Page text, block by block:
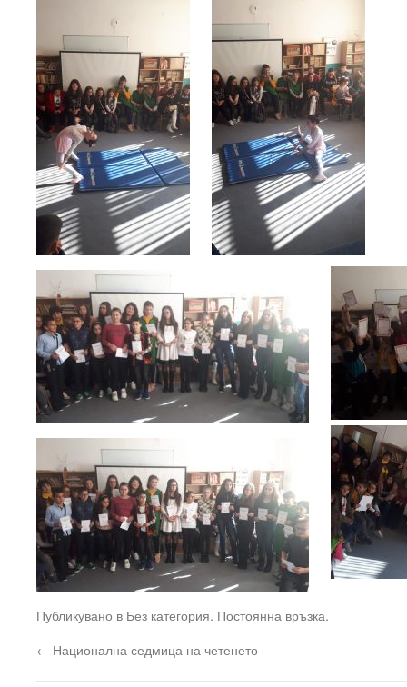
Публикувано в Без категория. Постоянна връзка.
← Национална седмица на четенето